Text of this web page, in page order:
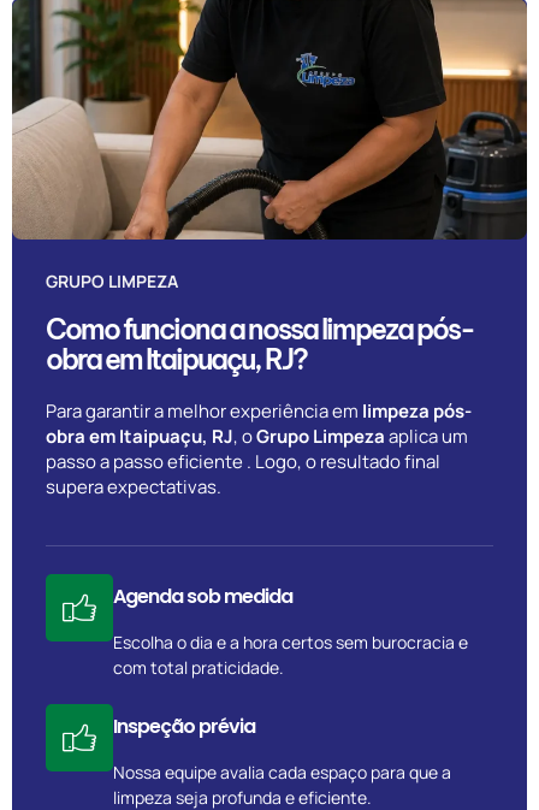
GRUPO LIMPEZA
Como funciona a nossa limpeza pós-
obra em Itaipuaçu, RJ?
Para garantir a melhor experiência em limpeza pós-
obra em Itaipuaçu, RJ, oGrupo Limpezaaplica um
passo a passo eficiente . Logo, o resultado final
supera expectativas.
Agenda sob medida
Escolha o dia e a hora certos sem burocracia e
com total praticidade.
Inspeção prévia
Nossa equipe avalia cada espaço para que a
limpeza seja profunda e eficiente.